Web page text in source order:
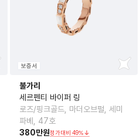
보증서
불가리
세르펜티 바이퍼 링
로즈/핑크골드, 마더오브펄, 세미
파베, 47호
380만원정가대비 49%